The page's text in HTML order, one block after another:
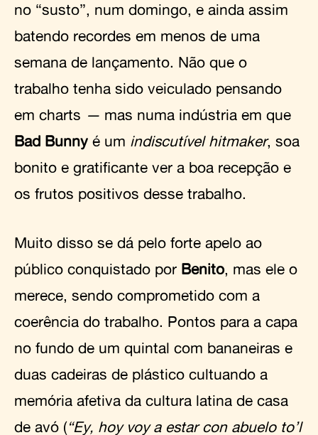
no “susto”, num domingo, e ainda assim
batendo recordes em menos de uma
semana de lançamento. Não que o
trabalho tenha sido veiculado pensando
em charts — mas numa indústria em que
Bad Bunny é um indiscutível hitmaker, soa
bonito e gratificante ver a boa recepção e
os frutos positivos desse trabalho.
Muito disso se dá pelo forte apelo ao
público conquistado por Benito, mas ele o
merece, sendo comprometido com a
coerência do trabalho. Pontos para a capa
no fundo de um quintal com bananeiras e
duas cadeiras de plástico cultuando a
memória afetiva da cultura latina de casa
de avó (“Ey, hoy voy a estar con abuelo to’l